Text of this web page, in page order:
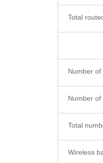
Total
Number
Number of
Total
Wireless